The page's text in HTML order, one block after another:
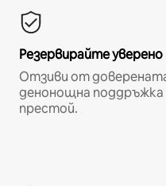
Резервирайте уверено
Отзиви от
денонощна поддръжка
престой.